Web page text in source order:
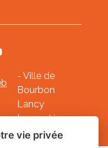
- Ville de
Bourbon
Lancy
des cookies
vie privée